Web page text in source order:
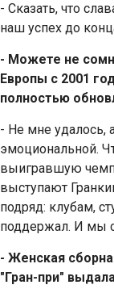
- Сказать, что
наш успех до
- Можете не
Европы с 2001
полностью
- Не мне удалось,
эмоциональной.
выигравшую
выступают
подряд: клубам,
поддержал. И мы
- Женская
"Гран-при"